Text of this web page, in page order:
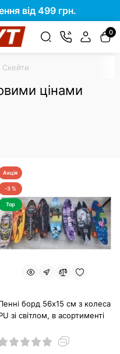
від 499 грн.
0
Скейти
цінами
Акція
-3 %
Top
борд 56х15 см з колеса
зі світлом, в асортименті